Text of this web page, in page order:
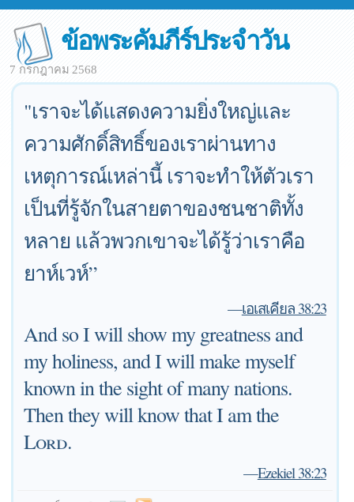
ข้อพระคัมภีร์ประจำวัน
7 กรกฎาคม 2568
"เราจะได้แสดงความยิ่งใหญ่และ
ความศักดิ์สิทธิ์ของเราผ่านทาง
เหตุการณ์เหล่านี้ เราจะทำให้ตัวเรา
เป็นที่รู้จักในสายตาของชนชาติทั้ง
หลาย แล้วพวกเขาจะได้รู้ว่าเราคือ
ยาห์เวห์”
—เอเสเคียล 38:23
And so I will show my greatness and
my holiness, and I will make myself
known in the sight of many nations.
Then they will know that I am the
Lord.
—Ezekiel 38:23